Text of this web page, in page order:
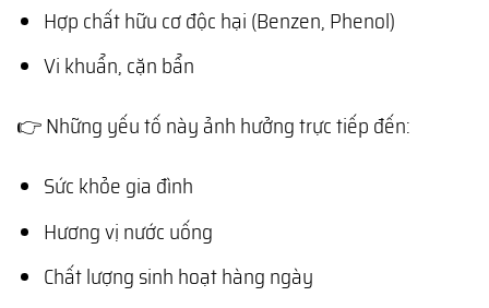
Hợp chất hữu cơ độc hại (Benzen, Phenol)
Vi khuẩn, cặn bẩn
👉 Những yếu tố này ảnh hưởng trực tiếp đến:
Sức khỏe gia đình
Hương vị nước uống
Chất lượng sinh hoạt hàng ngày